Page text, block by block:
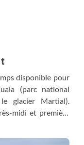
disponible pour
(parc national
glacier Martial).
midi et première